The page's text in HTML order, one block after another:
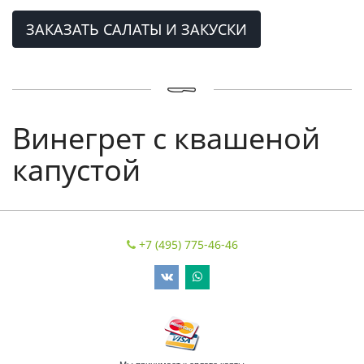
ЗАКАЗАТЬ САЛАТЫ И ЗАКУСКИ
Винегрет с квашеной
капустой
+7 (495) 775-46-46